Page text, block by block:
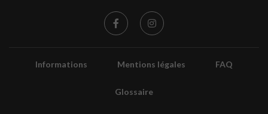
Informations Mentions légales FAQ
Glossaire